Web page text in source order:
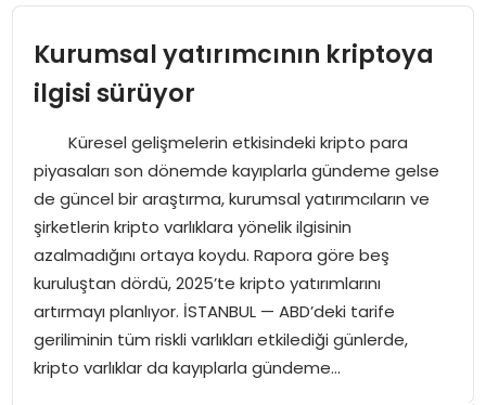
GÜNCEL
TEKNOLOJI
SPOR
MAGAZIN
Kurumsal yatırımcının kriptoya
ilgisi sürüyor
Küresel gelişmelerin etkisindeki kripto para
piyasaları son dönemde kayıplarla gündeme gelse
de güncel bir araştırma, kurumsal yatırımcıların ve
şirketlerin kripto varlıklara yönelik ilgisinin
azalmadığını ortaya koydu. Rapora göre beş
kuruluştan dördü, 2025’te kripto yatırımlarını
artırmayı planlıyor. İSTANBUL — ABD’deki tarife
geriliminin tüm riskli varlıkları etkilediği günlerde,
kripto varlıklar da kayıplarla gündeme…